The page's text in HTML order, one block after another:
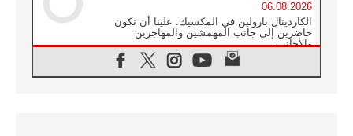
06.08.2026
الكاردينال بارولين في المكسيك: علينا أن نكون
حاضرين إلى جانب المهمشين والمهاجرين
والأجانب
البابا لاوُن الرابع عشر للشباب في أسيزي: